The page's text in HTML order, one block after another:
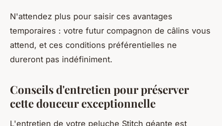
N'attendez plus pour saisir ces avantages
temporaires : votre futur compagnon de câlins vous
attend, et ces conditions préférentielles ne
dureront pas indéfiniment.
Conseils d'entretien pour préserver
cette douceur exceptionnelle
L'entretien de votre peluche Stitch géante est